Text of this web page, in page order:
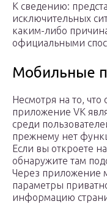
К сведению:
исключительных
каким-либо
официальными
Мобильные
Несмотря на то,
приложение VK
среди
прежнему нет
Если вы откроете
обнаружите там
Через приложение
параметры
информацию